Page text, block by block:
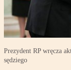
Prezydent RP wręcza
sędziego